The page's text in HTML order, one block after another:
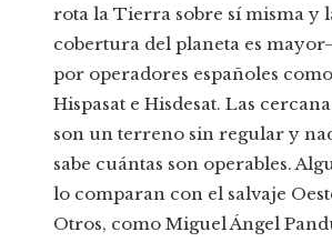
rota la Tierra sobre sí misma y
cobertura del planeta es
por operadores españoles como
Hispasat e Hisdesat. Las
son un terreno sin regular y
sabe cuántas son operables.
lo comparan con el salvaje
Otros, como Miguel Ángel